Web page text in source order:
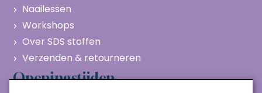
Naailessen
Workshops
Over SDS stoffen
Verzenden & retourneren
Openingstijden